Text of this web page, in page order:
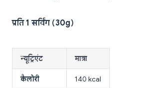
प्रति 1 सर्विंग (30g)
न्यूट्रिएंट मात्रा
कैलोरी 140 kcal